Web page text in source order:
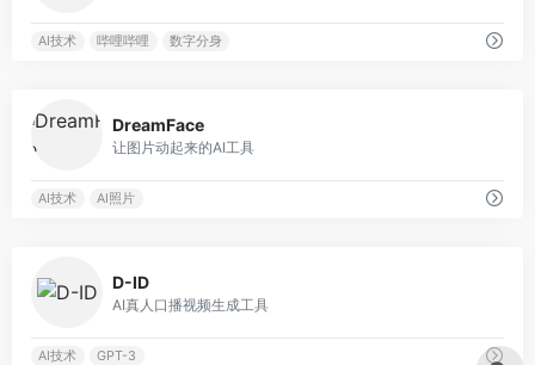
AI技术 哔哩哔哩 数字分身
DreamFace
让图片动起来的AI工具
AI技术 AI照片
D-ID
AI真人口播视频生成工具
AI技术 GPT-3